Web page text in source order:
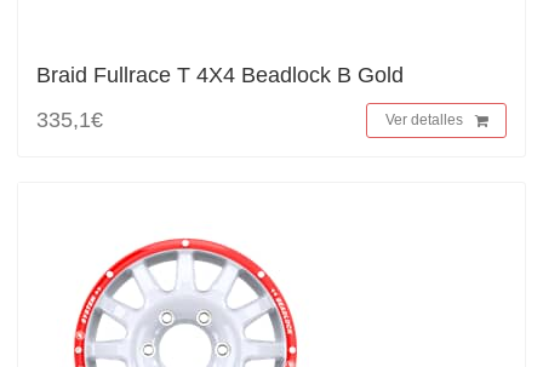
Braid Fullrace T 4X4 Beadlock B Gold
335,1€
Ver detalles